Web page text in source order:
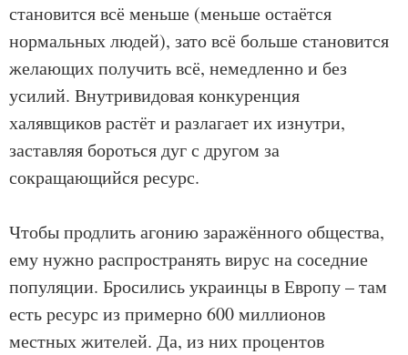
становится всё меньше (меньше остаётся
нормальных людей), зато всё больше становится
желающих получить всё, немедленно и без
усилий. Внутривидовая конкуренция
халявщиков растёт и разлагает их изнутри,
заставляя бороться дуг с другом за
сокращающийся ресурс.
Чтобы продлить агонию заражённого общества,
ему нужно распространять вирус на соседние
популяции. Бросились украинцы в Европу – там
есть ресурс из примерно 600 миллионов
местных жителей. Да, из них процентов